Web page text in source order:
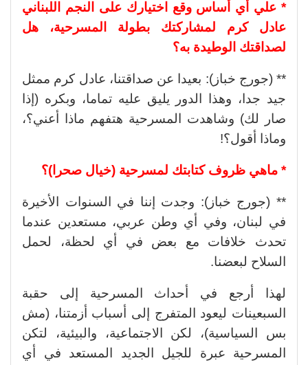
* علي أي أساس وقع اختيارك على النجم اللبناني
عادل كرم لمشاركتك بطولة المسرحية، هل
لصداقتك الوطيدة به؟
** (جورج خباز): بعيدا عن صداقتنا، عادل كرم ممثل
جيد جدا، وهذا الدور يليق عليه تماما، وبكره (إذا
صار لك) وشاهدت المسرحية هتفهم ماذا أعني؟،
وماذا أقول؟!
* ماهي ظروف كتابتك لمسرحية (خيال صحرا)؟
** (جورج خباز): وجدت إننا في السنوات الأخيرة
في لبنان، وفي أي وطن عربي، مستعدين عندما
تحدث خلافات مع بعض في أي لحظة، لحمل
السلاح لبعضنا.
لهذا أرجع في أحداث المسرحية إلى حقبة
السبعينات ليعود المتفرج إلى أسباب أزمتنا، (مش
بس السياسية)، لكن الاجتماعية، والبيئية، لتكن
المسرحية عبرة للجيل الجديد المستعد في أي